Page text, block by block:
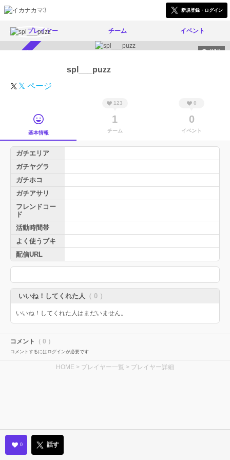
新規登録・ログイン
プレイヤー チーム イベント
312
spl___puzz
𝕏 ページ
基本情報
123
1
チーム
0
0
イベント
ガチエリア
ガチヤグラ
ガチホコ
ガチアサリ
フレンドコー
ド
活動時間帯
よく使うブキ
配信URL
いいね！してくれた人 （ 0 ）
いいね！してくれた人はまだいません。
コメント （ 0 ）
コメントするにはログインが必要です
HOME > プレイヤー一覧 > プレイヤー詳細
0 話す